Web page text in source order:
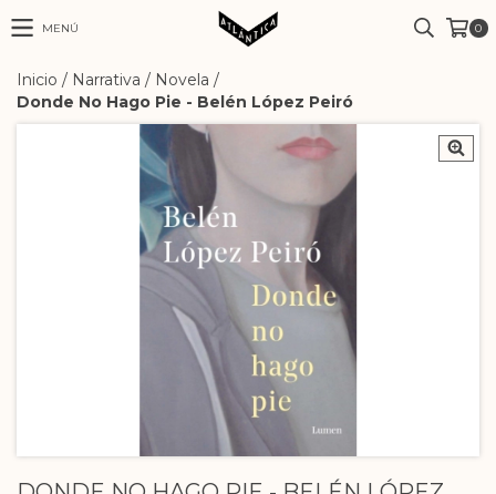
MENÚ 0
Inicio / Narrativa / Novela /
Donde No Hago Pie - Belén López Peiró